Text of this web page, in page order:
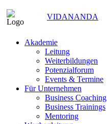
VIDANANDA
Akademie
Leitung
Weiterbildungen
Potenzialforum
Events & Termine
Für Unternehmen
Business Coaching
Business Trainings
Mentoring